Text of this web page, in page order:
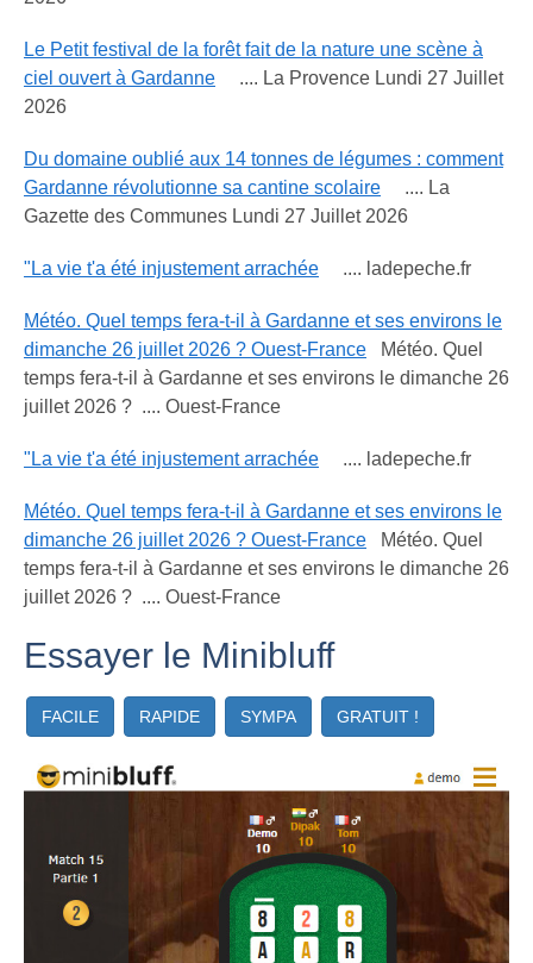
Le Petit festival de la forêt fait de la nature une scène à
ciel ouvert à Gardanne .... La Provence Lundi 27 Juillet
2026
Du domaine oublié aux 14 tonnes de légumes : comment
Gardanne révolutionne sa cantine scolaire .... La
Gazette des Communes Lundi 27 Juillet 2026
"La vie t'a été injustement arrachée .... ladepeche.fr
Météo. Quel temps fera-t-il à Gardanne et ses environs le
dimanche 26 juillet 2026 ? Ouest-France Météo. Quel
temps fera-t-il à Gardanne et ses environs le dimanche 26
juillet 2026 ? .... Ouest-France
"La vie t'a été injustement arrachée .... ladepeche.fr
Météo. Quel temps fera-t-il à Gardanne et ses environs le
dimanche 26 juillet 2026 ? Ouest-France Météo. Quel
temps fera-t-il à Gardanne et ses environs le dimanche 26
juillet 2026 ? .... Ouest-France
Essayer le Minibluff
FACILE RAPIDE SYMPA GRATUIT !